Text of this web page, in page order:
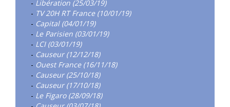
- Libération (25/03/19)
- TV 20H RT France (10/01/19)
- Capital (04/01/19)
- Le Parisien (03/01/19)
- LCI (03/01/19)
- Causeur (12/12/18)
- Ouest France (16/11/18)
- Causeur (25/10/18)
- Causeur (17/10/18)
- Le Figaro (28/09/18)